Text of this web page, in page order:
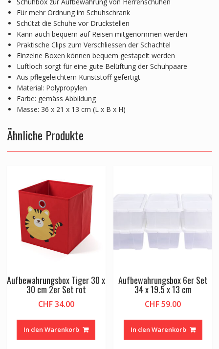
Für mehr Ordnung im Schuhschrank
Schützt die Schuhe vor Druckstellen
Kann auch bequem auf Reisen mitgenommen werden
Praktische Clips zum Verschliessen der Schachtel
Einzelne Boxen können bequem gestapelt werden
Luftloch sorgt für eine gute Belüftung der Schuhpaare
Aus pflegeleichtem Kunststoff gefertigt
Material: Polypropylen
Farbe: gemäss Abbildung
Masse: 36 x 21 x 13 cm (L x B x H)
Ähnliche Produkte
Aufbewahrungsbox Tiger 30 x
30 cm 2er Set rot
CHF34.00
In den Warenkorb
Aufbewahrungsbox 6er Set
34 x 19.5 x 13 cm
CHF59.00
In den Warenkorb